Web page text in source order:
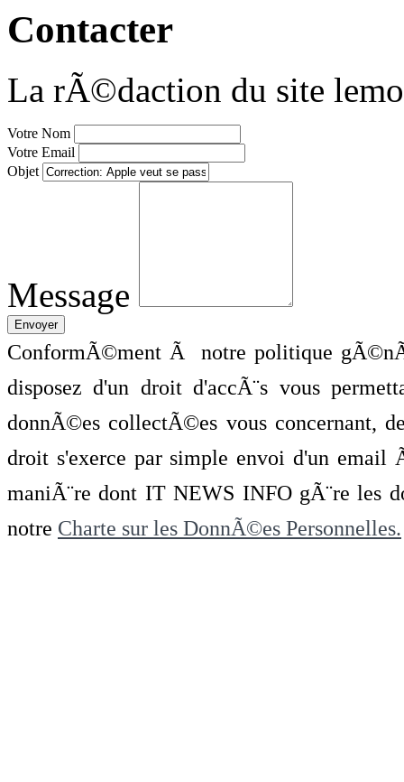
Contacter
La rÃ©daction du site
Votre Nom
Votre Email
Objet
Message
ConformÃ©ment Ã notre politique
disposez d'un droit d'accÃ¨s vous
donnÃ©es collectÃ©es vous concernant,
droit s'exerce par simple envoi d'un
maniÃ¨re dont IT NEWS INFO gÃ¨re les
notre Charte sur les DonnÃ©es Personnelles.